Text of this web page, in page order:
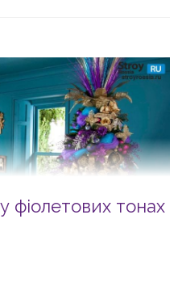
фіолетових тонах